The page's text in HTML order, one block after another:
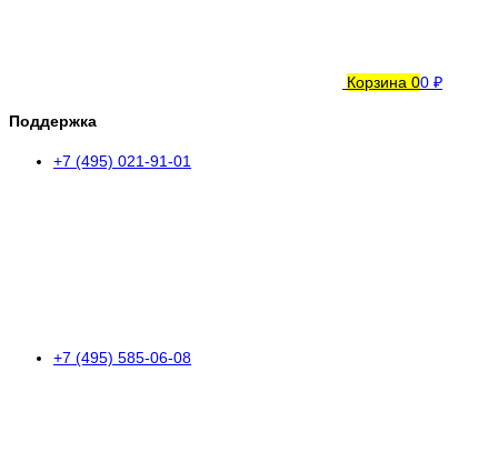
Корзина 00 ₽
Поддержка
+7 (495) 021-91-01
+7 (495) 585-06-08